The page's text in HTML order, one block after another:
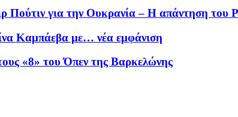
Πούτιν για την Ουκρανία – Η απάντηση του
Καμπάεβα με… νέα εμφάνιση
«8» του Όπεν της Βαρκελώνης